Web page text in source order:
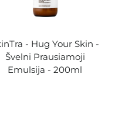
- Hug Your Skin -
Švelni Prausiamoji
Emulsija - 200ml